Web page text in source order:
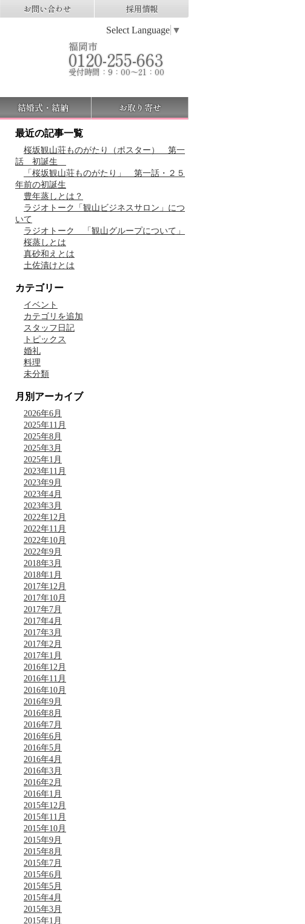
お問い合わせ 採用情報
Select Language ▼
福岡市
0120-255-663
受付時間：9：00～21：00
結婚式・結納 お取り寄せ
最近の記事一覧
桜坂観山荘ものがたり（ポスター） 第一
話 初誕生
「桜坂観山荘ものがたり」 第一話・２５
年前の初誕生
豊年蒸しとは？
ラジオトーク「観山ビジネスサロン」につ
いて
ラジオトーク 「観山グループについて」
桜蒸しとは
真砂和えとは
土佐漬けとは
カテゴリー
イベント
カテゴリを追加
スタッフ日記
トピックス
婚礼
料理
未分類
月別アーカイブ
2026年6月
2025年11月
2025年8月
2025年3月
2025年1月
2023年11月
2023年9月
2023年4月
2023年3月
2022年12月
2022年11月
2022年10月
2022年9月
2018年3月
2018年1月
2017年12月
2017年10月
2017年7月
2017年4月
2017年3月
2017年2月
2017年1月
2016年12月
2016年11月
2016年10月
2016年9月
2016年8月
2016年7月
2016年6月
2016年5月
2016年4月
2016年3月
2016年2月
2016年1月
2015年12月
2015年11月
2015年10月
2015年9月
2015年8月
2015年7月
2015年6月
2015年5月
2015年4月
2015年3月
2015年1月